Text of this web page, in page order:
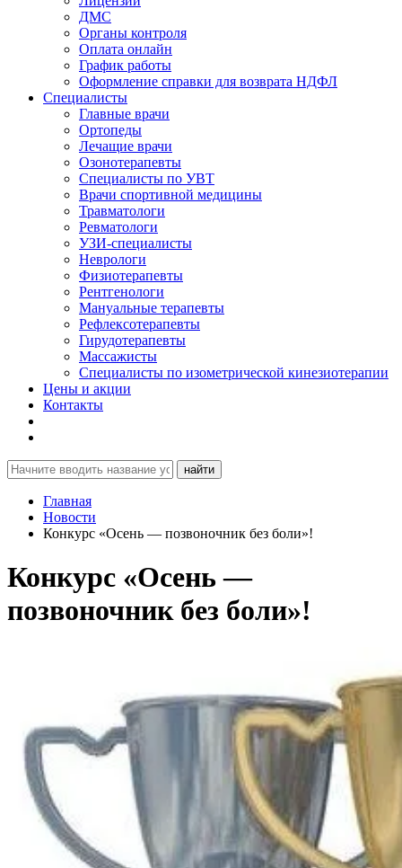
ДМС
Органы контроля
Оплата онлайн
График работы
Оформление справки для возврата НДФЛ
Специалисты
Главные врачи
Ортопеды
Лечащие врачи
Озонотерапевты
Специалисты по УВТ
Врачи спортивной медицины
Травматологи
Ревматологи
УЗИ-специалисты
Неврологи
Физиотерапевты
Рентгенологи
Мануальные терапевты
Рефлексотерапевты
Гирудотерапевты
Массажисты
Специалисты по изометрической кинезиотерапии
Цены и акции
Контакты
найти
Главная
Новости
Конкурс «Осень — позвоночник без боли»!
Конкурс «Осень —
позвоночник без боли»!